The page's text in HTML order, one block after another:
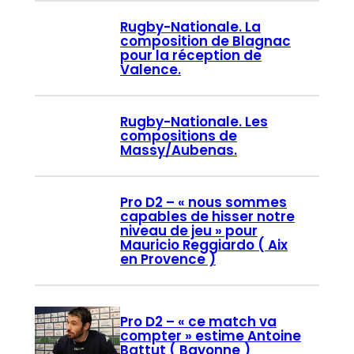
Rugby-Nationale. La
composition de Blagnac
pour la réception de
Valence.
Rugby-Nationale. Les
compositions de
Massy/Aubenas.
Pro D2 – « nous sommes
capables de hisser notre
niveau de jeu » pour
Mauricio Reggiardo ( Aix
en Provence )
Pro D2 – « ce match va
compter » estime Antoine
Battut ( Bayonne )